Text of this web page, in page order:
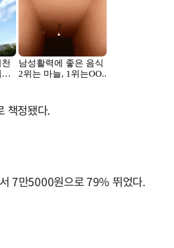
책정됐다.
7만5000원으로 79% 뛰었다.